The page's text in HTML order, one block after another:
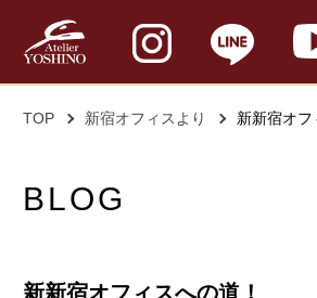
TOP 新宿オフィスより 新新宿オフ
BLOG
新新宿オフィスへの道！